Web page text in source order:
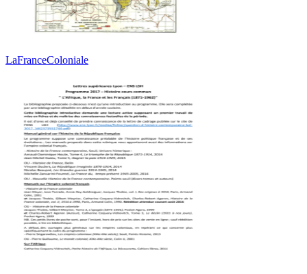
LaFranceColoniale